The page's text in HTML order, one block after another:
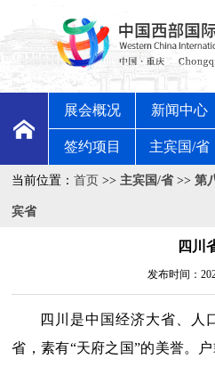
展会概况 新闻中心
签约项目 主宾国/省
当前位置：首页 >> 主宾国/省 >> 第
宾省
四川
发布时间：
四川是中国经济大省、人
省，素有“天府之国”的美誉。户